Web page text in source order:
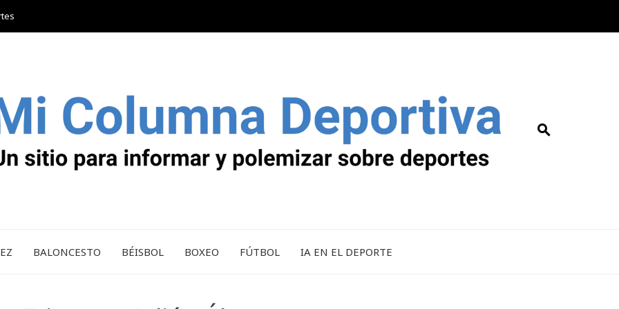
BALONCESTO BÉISBOL BOXEO FÚTBOL IA EN EL DEPORTE